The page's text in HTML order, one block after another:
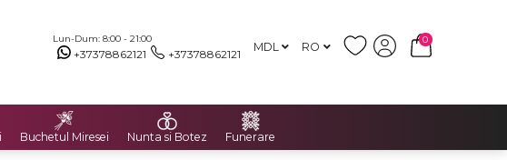
Lun-Dum: 8:00 - 21:00
+37378862121 +37378862121 MDL RO
0
Buchetul Miresei Nunta si Botez Funerare